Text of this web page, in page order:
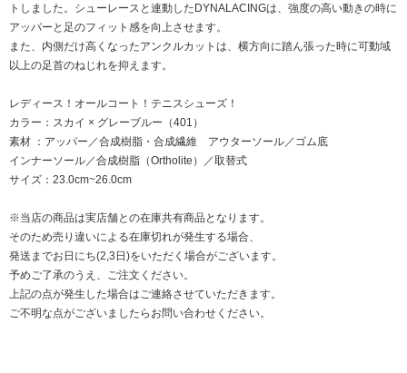
トしました。シューレースと連動したDYNALACINGは、強度の高い動きの時に
アッパーと足のフィット感を向上させます。
また、内側だけ高くなったアンクルカットは、横方向に踏ん張った時に可動域
以上の足首のねじれを抑えます。
レディース！オールコート！テニスシューズ！
カラー：スカイ × グレーブルー（401）
素材 ：アッパー／合成樹脂・合成繊維 アウターソール／ゴム底
インナーソール／合成樹脂（Ortholite）／取替式
サイズ：23.0cm~26.0cm
※当店の商品は実店舗との在庫共有商品となります。
そのため売り違いによる在庫切れが発生する場合、
発送までお日にち(2,3日)をいただく場合がございます。
予めご了承のうえ、ご注文ください。
上記の点が発生した場合はご連絡させていただきます。
ご不明な点がございましたらお問い合わせください。